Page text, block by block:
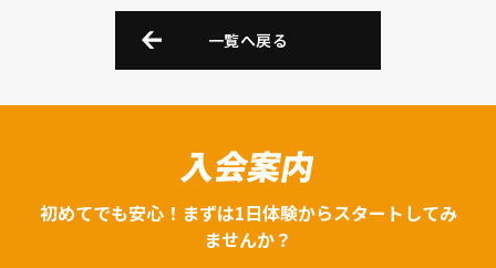
一覧へ戻る
入会案内
初めてでも安心！まずは1日体験からスタートしてみ
ませんか？